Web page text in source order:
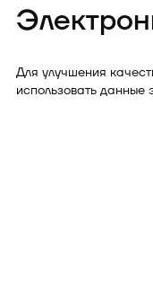
Для улучшения
использовать данные